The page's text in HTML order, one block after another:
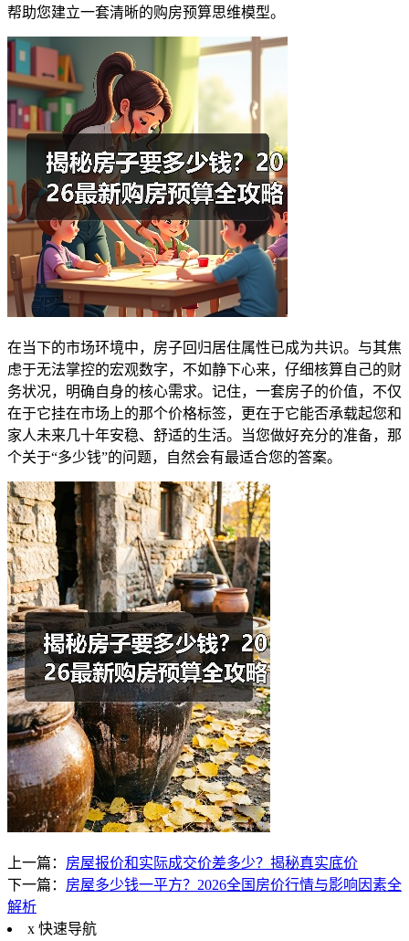
帮助您建立一套清晰的购房预算思维模型。
在当下的市场环境中，房子回归居住属性已成为共识。与其焦
虑于无法掌控的宏观数字，不如静下心来，仔细核算自己的财
务状况，明确自身的核心需求。记住，一套房子的价值，不仅
在于它挂在市场上的那个价格标签，更在于它能否承载起您和
家人未来几十年安稳、舒适的生活。当您做好充分的准备，那
个关于“多少钱”的问题，自然会有最适合您的答案。
上一篇： 房屋报价和实际成交价差多少？揭秘真实底价
下一篇： 房屋多少钱一平方？2026全国房价行情与影响因素全
解析
x 快速导航